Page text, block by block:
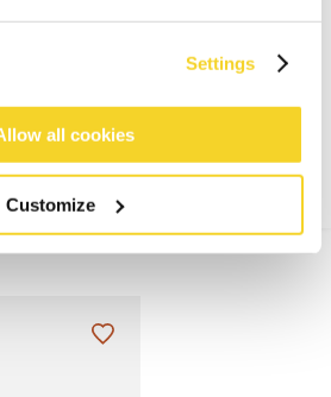
Settings
all cookies
Customize